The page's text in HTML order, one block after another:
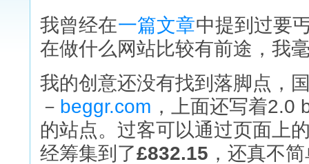
我曾经在一篇文章中提到过要
在做什么网站比较有前途，我
我的创意还没有找到落脚点，
－ beggr.com ，上面还写着2.0
的站点。过客可以通过页面上
经筹集到了£832.15 ，还真不